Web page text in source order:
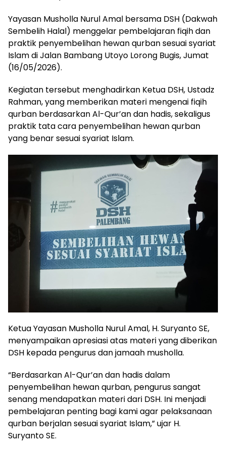
Yayasan Musholla Nurul Amal bersama DSH (Dakwah
Sembelih Halal) menggelar pembelajaran fiqih dan
praktik penyembelihan hewan qurban sesuai syariat
Islam di Jalan Bambang Utoyo Lorong Bugis, Jumat
(16/05/2026).
Kegiatan tersebut menghadirkan Ketua DSH, Ustadz
Rahman, yang memberikan materi mengenai fiqih
qurban berdasarkan Al-Qur’an dan hadis, sekaligus
praktik tata cara penyembelihan hewan qurban
yang benar sesuai syariat Islam.
Ketua Yayasan Musholla Nurul Amal, H. Suryanto SE,
menyampaikan apresiasi atas materi yang diberikan
DSH kepada pengurus dan jamaah musholla.
“Berdasarkan Al-Qur’an dan hadis dalam
penyembelihan hewan qurban, pengurus sangat
senang mendapatkan materi dari DSH. Ini menjadi
pembelajaran penting bagi kami agar pelaksanaan
qurban berjalan sesuai syariat Islam,” ujar H.
Suryanto SE.